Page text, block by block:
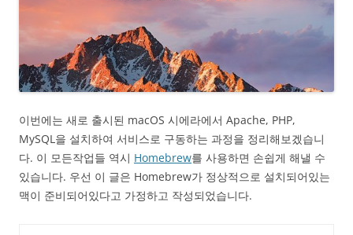
이번에는 새로 출시된 macOS 시에라에서 Apache, PHP,
MySQL을 설치하여 서비스로 구동하는 과정을 정리해보겠습니
다. 이 모든작업들 역시 Homebrew를 사용하면 손쉽게 해낼 수
있습니다. 우선 이 글은 Homebrew가 정상적으로 설치되어있는
맥이 준비되어있다고 가정하고 작성되었습니다.